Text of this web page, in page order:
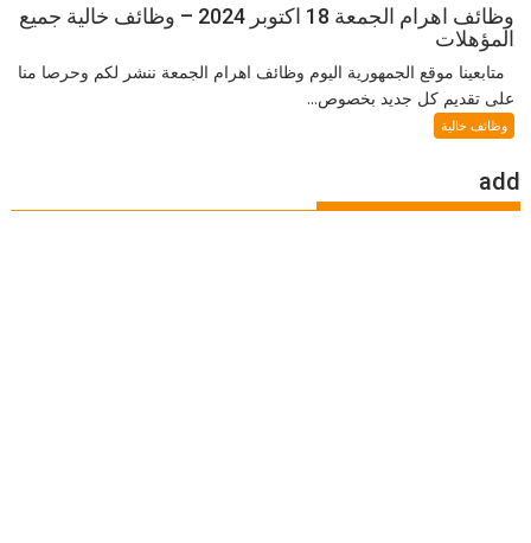
وظائف اهرام الجمعة 18 اكتوبر 2024 – وظائف خالية جميع
المؤهلات
متابعينا موقع الجمهورية اليوم وظائف اهرام الجمعة ننشر لكم وحرصا منا
على تقديم كل جديد بخصوص...
وظائف خالية
add